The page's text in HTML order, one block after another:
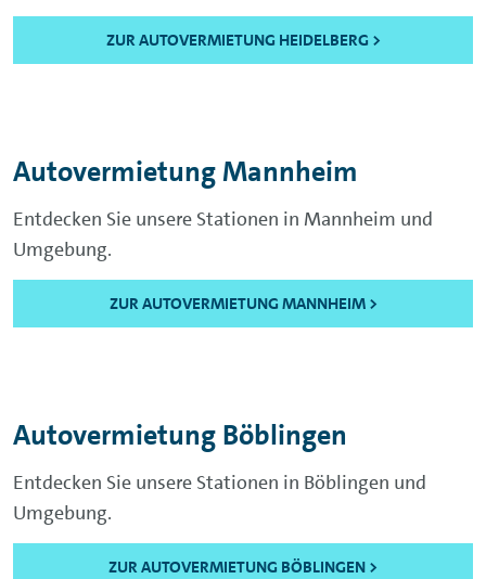
ZUR AUTOVERMIETUNG HEIDELBERG >
Autovermietung Mannheim
Entdecken Sie unsere Stationen in Mannheim und
Umgebung.
ZUR AUTOVERMIETUNG MANNHEIM >
Autovermietung Böblingen
Entdecken Sie unsere Stationen in Böblingen und
Umgebung.
ZUR AUTOVERMIETUNG BÖBLINGEN >